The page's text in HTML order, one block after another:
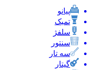
پیانو
تمبک
سلفژ
سنتور
سه تار
گیتار